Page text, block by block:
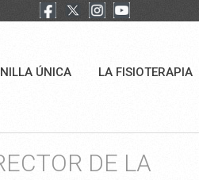
ÚNICA LA FISIOTERAPIA
DE LA